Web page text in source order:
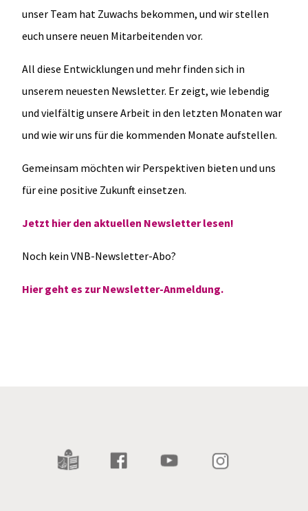
unser Team hat Zuwachs bekommen, und wir stellen
euch unsere neuen Mitarbeitenden vor.
All diese Entwicklungen und mehr finden sich in
unserem neuesten Newsletter. Er zeigt, wie lebendig
und vielfältig unsere Arbeit in den letzten Monaten war
und wie wir uns für die kommenden Monate aufstellen.
Gemeinsam möchten wir Perspektiven bieten und uns
für eine positive Zukunft einsetzen.
Jetzt hier den aktuellen Newsletter lesen!
Noch kein VNB-Newsletter-Abo?
Hier geht es zur Newsletter-Anmeldung.